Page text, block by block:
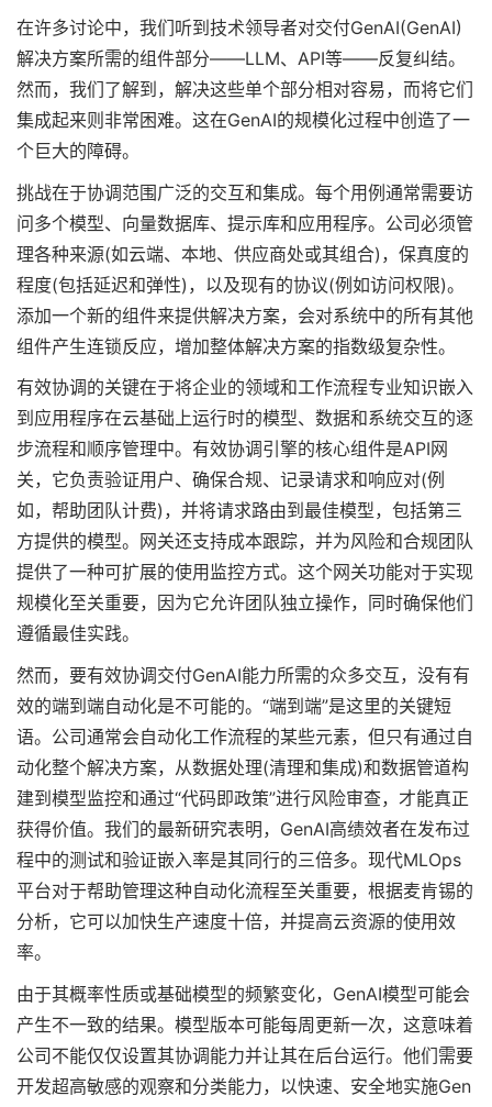
在许多讨论中，我们听到技术领导者对交付GenAI(GenAI)
解决方案所需的组件部分——LLM、API等——反复纠结。
然而，我们了解到，解决这些单个部分相对容易，而将它们
集成起来则非常困难。这在GenAI的规模化过程中创造了一
个巨大的障碍。
挑战在于协调范围广泛的交互和集成。每个用例通常需要访
问多个模型、向量数据库、提示库和应用程序。公司必须管
理各种来源(如云端、本地、供应商处或其组合)，保真度的
程度(包括延迟和弹性)，以及现有的协议(例如访问权限)。
添加一个新的组件来提供解决方案，会对系统中的所有其他
组件产生连锁反应，增加整体解决方案的指数级复杂性。
有效协调的关键在于将企业的领域和工作流程专业知识嵌入
到应用程序在云基础上运行时的模型、数据和系统交互的逐
步流程和顺序管理中。有效协调引擎的核心组件是API网
关，它负责验证用户、确保合规、记录请求和响应对(例
如，帮助团队计费)，并将请求路由到最佳模型，包括第三
方提供的模型。网关还支持成本跟踪，并为风险和合规团队
提供了一种可扩展的使用监控方式。这个网关功能对于实现
规模化至关重要，因为它允许团队独立操作，同时确保他们
遵循最佳实践。
然而，要有效协调交付GenAI能力所需的众多交互，没有有
效的端到端自动化是不可能的。“端到端”是这里的关键短
语。公司通常会自动化工作流程的某些元素，但只有通过自
动化整个解决方案，从数据处理(清理和集成)和数据管道构
建到模型监控和通过“代码即政策”进行风险审查，才能真正
获得价值。我们的最新研究表明，GenAI高绩效者在发布过
程中的测试和验证嵌入率是其同行的三倍多。现代MLOps
平台对于帮助管理这种自动化流程至关重要，根据麦肯锡的
分析，它可以加快生产速度十倍，并提高云资源的使用效
率。
由于其概率性质或基础模型的频繁变化，GenAI模型可能会
产生不一致的结果。模型版本可能每周更新一次，这意味着
公司不能仅仅设置其协调能力并让其在后台运行。他们需要
开发超高敏感的观察和分类能力，以快速、安全地实施Gen